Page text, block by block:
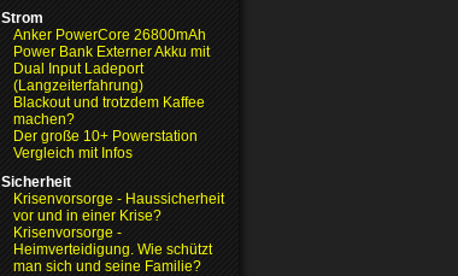
Strom
Anker PowerCore 26800mAh
Power Bank Externer Akku mit
Dual Input Ladeport
(Langzeiterfahrung)
Blackout und trotzdem Kaffee
machen?
Der große 10+ Powerstation
Vergleich mit Infos
Sicherheit
Krisenvorsorge - Haussicherheit
vor und in einer Krise?
Krisenvorsorge -
Heimverteidigung. Wie schützt
man sich und seine Familie?